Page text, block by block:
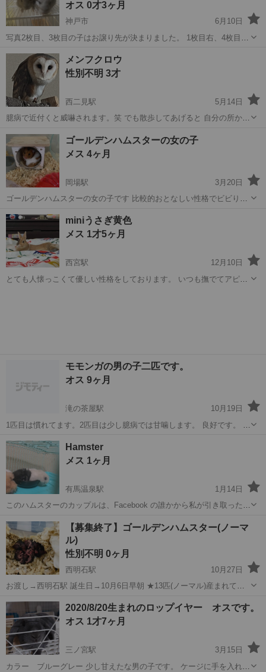
オス 0才3ヶ月
神戸市
6月10日
写真2枚目、3枚目の子はお譲り先が決まりました。 1枚目右、4枚目、
す。 内容吟味して決めさせていただきます。 シナモン2歳メスとシナ
モン1歳...
兵庫 神戸市 その他 シナモン
メンフクロウ
性別不明 3才
西二見駅
5月14日
臆病で近付くと威嚇されます。笑 でも散歩してあげると 自分の所から
場所次第では相談も聞きます。
兵庫 明石市 その他
ゴールデンハムスターの女の子
メス 4ヶ月
岡場駅
3月20日
ゴールデンハムスターの女の子です 比較的おとなしい性格でビビりで
き物という性質上取引後の病気、怪我などの責任は一切問いかねませ
ん。
兵庫 西宮市 岡場駅 その他
miniうさぎ黄色
メス 1才5ヶ月
西宮駅
12月10日
とても人懐っこくて優しい性格をしております。 いつも撫でてアピー
モモンガの男の子二匹です。
オス 9ヶ月
滝の茶屋駅
10月19日
1匹目は慣れてます。2匹目は少し臆病では甘噛します。 良好です。 早
します。
兵庫 神戸市
Hamster
メス 1ヶ月
有馬温泉駅
1月14日
このハムスターのカップルは、Facebook の誰かから私が引き取ったも
をリリースしました。それは残酷な行為でした。私は技能実習生で、
生活空間は実習先の会社が管理...
兵庫 神戸市 有馬温泉駅 その他 ハムスター
【募集終了】ゴールデンハムスター(ノーマ
ル)
性別不明 0ヶ月
西明石駅
10月27日
お渡し→西明石駅 誕生日→10月6日早朝 ★13匹(ノーマル)産まれてま
→昼間は仕事をしており、日時は要相談 ▲ハムスターの動きが活発で
性別の判断が難し...
兵庫 明石市 西明石駅 その他 ノーマル
2020/8/20生まれのロップイヤー オスです。
オス 1才7ヶ月
三ノ宮駅
3月15日
カラー ブルーグレー 少し甘えたな男の子です。 ケージに手を入れよ